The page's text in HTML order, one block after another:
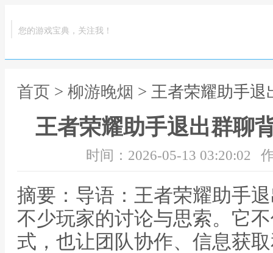
您的游戏宝典，关注我！
首页 > 柳游晚烟 > 王者荣耀助手
王者荣耀助手退出群聊
时间：2026-05-13 03:20:02
摘要：导语：王者荣耀助手
不少玩家的讨论与思索。它
式，也让团队协作、信息获